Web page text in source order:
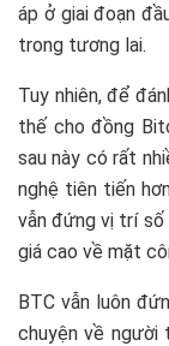
áp ở giai đoạn
trong tương lai.
Tuy nhiên, để
thế cho đồng
sau này có rất
nghệ tiên tiến
vẫn đứng vị trí
giá cao về mặt
BTC vẫn luôn
chuyện về người